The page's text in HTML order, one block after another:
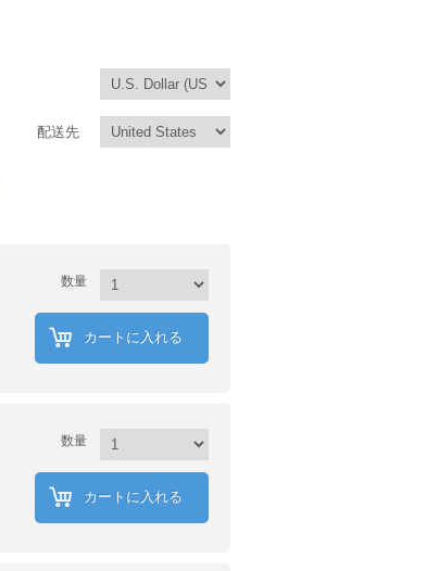
配送先
数量
カートに入れる
数量
カートに入れる